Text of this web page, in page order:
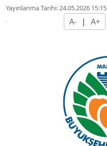
Yayınlanma Tarihi: 24.05.2026 15:15
A- | A+